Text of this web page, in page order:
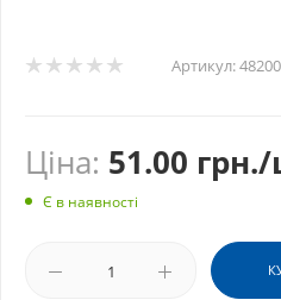
Артикул:
Ціна: 51.00 грн./
Є в наявності